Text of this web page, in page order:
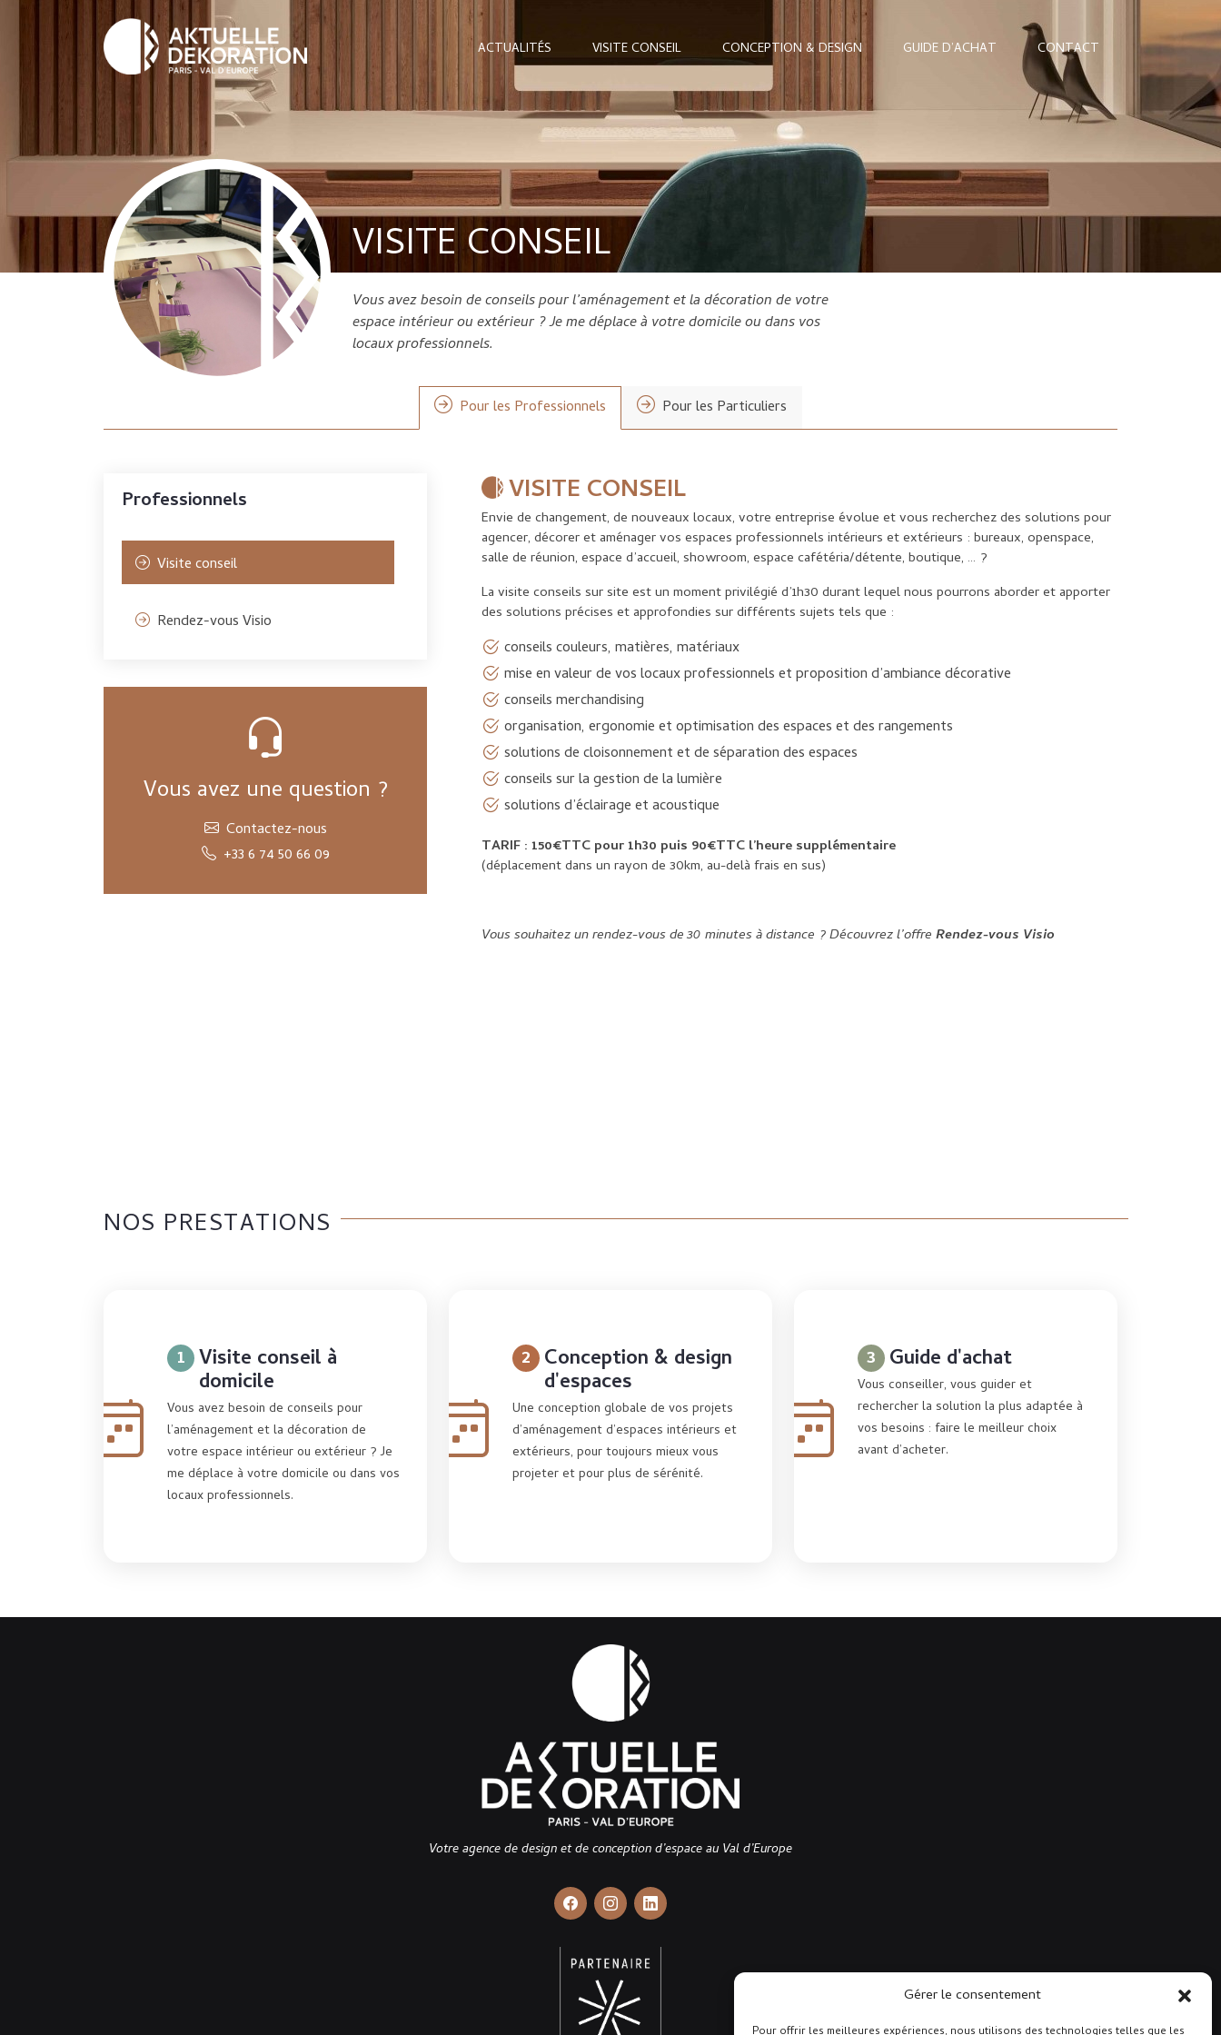
Gérer le consentement
ACTUALITÉS VISITE CONSEIL CONCEPTION & DESIGN GUIDE D’ACHAT CONTACT
VISITE CONSEIL
Vous avez besoin de conseils pour l’aménagement et la décoration de votre
espace intérieur ou extérieur ? Je me déplace à votre domicile ou dans vos
locaux professionnels.
Pour les Professionnels Pour les Particuliers
Professionnels
Visite conseil
Rendez-vous Visio
Vous avez une question ?
Contactez-nous
+33 6 74 50 66 09
VISITE CONSEIL
Envie de changement, de nouveaux locaux, votre entreprise évolue et vous recherchez des solutions pour
agencer, décorer et aménager vos espaces professionnels intérieurs et extérieurs : bureaux, openspace,
salle de réunion, espace d’accueil, showroom, espace cafétéria/détente, boutique, … ?
La visite conseils sur site est un moment privilégié d’1h30 durant lequel nous pourrons aborder et apporter
des solutions précises et approfondies sur différents sujets tels que :
conseils couleurs, matières, matériaux
mise en valeur de vos locaux professionnels et proposition d’ambiance décorative
conseils merchandising
organisation, ergonomie et optimisation des espaces et des rangements
solutions de cloisonnement et de séparation des espaces
conseils sur la gestion de la lumière
solutions d’éclairage et acoustique
TARIF : 150€TTC pour 1h30 puis 90€TTC l’heure supplémentaire
(déplacement dans un rayon de 30km, au-delà frais en sus)
Vous souhaitez un rendez-vous de 30 minutes à distance ?Découvrez l’offre Rendez-vous Visio
NOS PRESTATIONS
1 Visite conseil à
domicile
Vous avez besoin de conseils pour
l’aménagement et la décoration de
votre espace intérieur ou extérieur ? Je
me déplace à votre domicile ou dans vos
locaux professionnels.
2 Conception & design
d'espaces
Une conception globale de vos projets
d’aménagement d’espaces intérieurs et
extérieurs, pour toujours mieux vous
projeter et pour plus de sérénité.
3 Guide d'achat
Vous conseiller, vous guider et
rechercher la solution la plus adaptée à
vos besoins : faire le meilleur choix
avant d’acheter.
Votre agence de design et de conception d’espace au Val d’Europe